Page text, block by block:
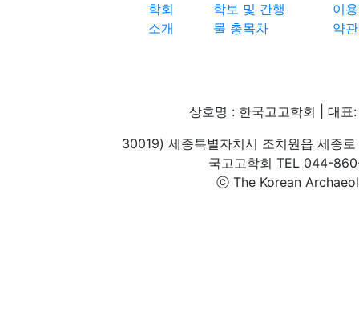
학회
소개
학보 및 간행
물 총목차
이용
약관
상호명 : 한국고고학회 | 대
30019) 세종특별자치시 조치원읍 세종
국고고학회 TEL 044-
ⓒ The Korean